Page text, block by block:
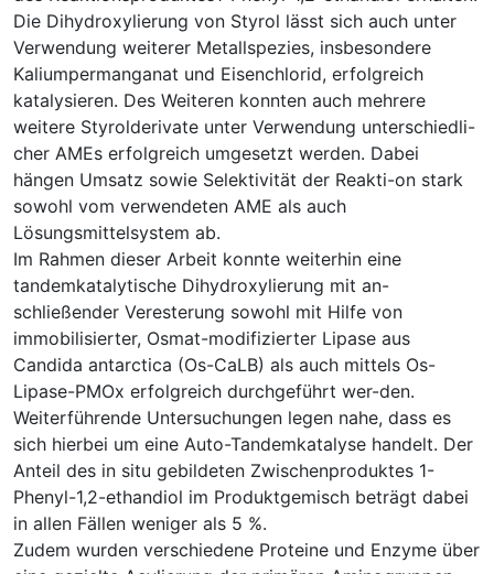
Die Dihydroxylierung von Styrol lässt sich auch unter
Verwendung weiterer Metallspezies, insbesondere
Kaliumpermanganat und Eisenchlorid, erfolgreich
katalysieren. Des Weiteren konnten auch mehrere
weitere Styrolderivate unter Verwendung unterschiedli-
cher AMEs erfolgreich umgesetzt werden. Dabei
hängen Umsatz sowie Selektivität der Reakti-on stark
sowohl vom verwendeten AME als auch
Lösungsmittelsystem ab.
Im Rahmen dieser Arbeit konnte weiterhin eine
tandemkatalytische Dihydroxylierung mit an-
schließender Veresterung sowohl mit Hilfe von
immobilisierter, Osmat-modifizierter Lipase aus
Candida antarctica (Os-CaLB) als auch mittels Os-
Lipase-PMOx erfolgreich durchgeführt wer-den.
Weiterführende Untersuchungen legen nahe, dass es
sich hierbei um eine Auto-Tandemkatalyse handelt. Der
Anteil des in situ gebildeten Zwischenproduktes 1-
Phenyl-1,2-ethandiol im Produktgemisch beträgt dabei
in allen Fällen weniger als 5 %.
Zudem wurden verschiedene Proteine und Enzyme über